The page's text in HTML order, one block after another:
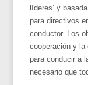
líderes’ y
para directivos
conductor. Los
cooperación y la
para conducir a
necesario que